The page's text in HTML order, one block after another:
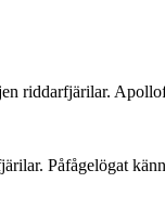
riddarfjärilar.
Påfågelögat